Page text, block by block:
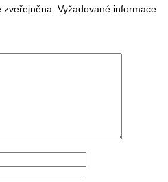
Vyžadované informace